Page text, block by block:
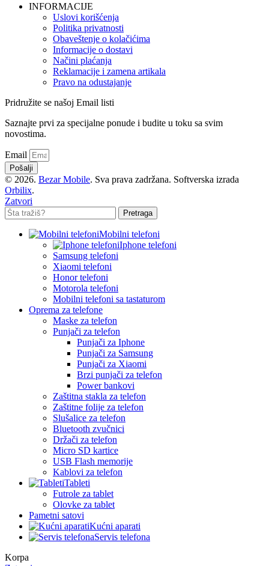
INFORMACIJE
Uslovi korišćenja
Politika privatnosti
Obaveštenje o kolačićima
Informacije o dostavi
Načini plaćanja
Reklamacije i zamena artikala
Pravo na odustajanje
Pridružite se našoj Email listi
Saznajte prvi za specijalne ponude i budite u toku sa svim
novostima.
Email
Pošalji
© 2026. Bezar Mobile. Sva prava zadržana. Softverska izrada
Orbilix.
Zatvori
Pretraga
Mobilni telefoni
Iphone telefoni
Samsung telefoni
Xiaomi telefoni
Honor telefoni
Motorola telefoni
Mobilni telefoni sa tastaturom
Oprema za telefone
Maske za telefon
Punjači za telefon
Punjači za Iphone
Punjači za Samsung
Punjači za Xiaomi
Brzi punjači za telefon
Power bankovi
Zaštitna stakla za telefon
Zaštitne folije za telefon
Slušalice za telefon
Bluetooth zvučnici
Držači za telefon
Micro SD kartice
USB Flash memorije
Kablovi za telefon
Tableti
Futrole za tablet
Olovke za tablet
Pametni satovi
Kućni aparati
Servis telefona
Korpa